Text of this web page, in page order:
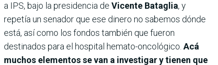
a IPS, bajo la presidencia de Vicente Bataglia, y
repetía un senador que ese dinero no sabemos dónde
está, así como los fondos también que fueron
destinados para el hospital hemato-oncológico. Acá
muchos elementos se van a investigar y tienen que